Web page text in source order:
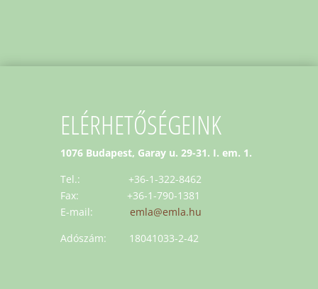
ELÉRHETŐSÉGEINK
1076 Budapest, Garay u. 29-31. I. em. 1.
Tel.: +36-1-322-8462
Fax: +36-1-790-1381
E-mail: emla@emla.hu
Adószám: 18041033-2-42